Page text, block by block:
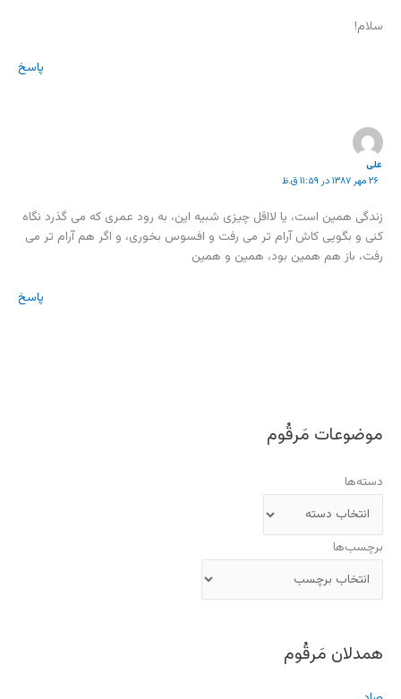
سلام!
پاسخ
علی
۲۶ مهر ۱۳۸۷ در ۱۱:۵۹ ق.ظ
زندگی همین است، یا لااقل چیزی شبیه این، به رود عمری که می گذرد نگاه
کنی و بگویی کاش آرام تر می رفت و افسوس بخوری، و اگر هم آرام تر می
رفت، باز هم همین بود، همین و همین
پاسخ
موضوعات مَرقُوم
دسته‌ها
برچسب‌ها
همدلان مَرقُوم